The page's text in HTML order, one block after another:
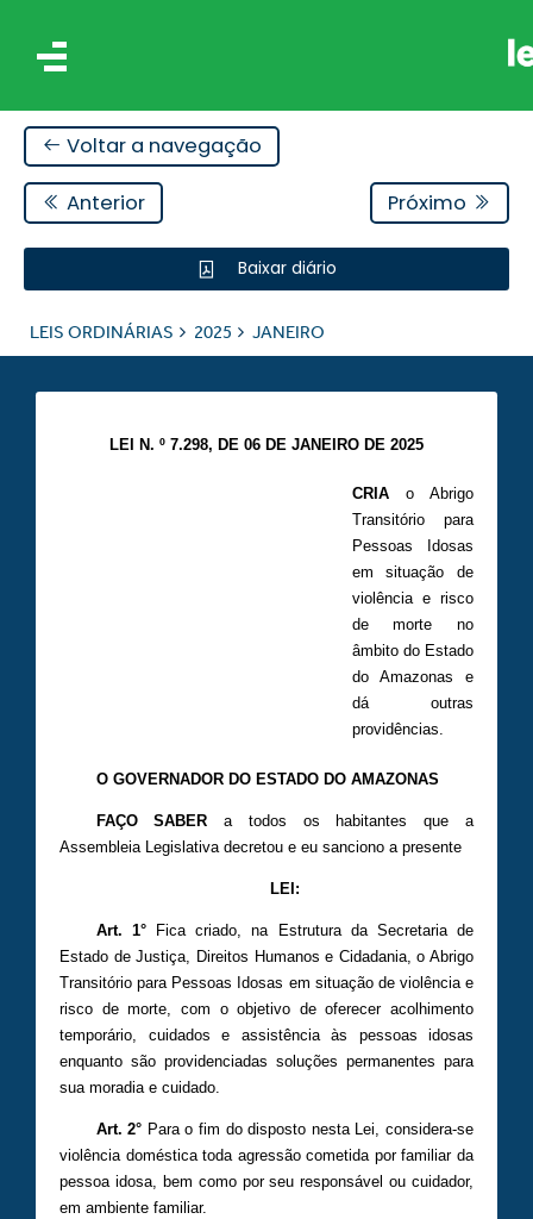
Voltar a navegação
Anterior Próximo
Baixar diário
LEIS ORDINÁRIAS 2025 JANEIRO
LEI N. º 7.298, DE 06 DE JANEIRO DE 2025
CRIAo Abrigo
Transitório para
Pessoas Idosas
em situação de
violência e risco
de morte no
âmbito do Estado
do Amazonas e
dá outras
providências.
O GOVERNADOR DO ESTADO DO AMAZONAS
FAÇO SABER a todos os habitantes que a
Assembleia Legislativa decretou e eu sanciono a presente
LEI:
Art. 1°
Fica criado, na Estrutura da Secretaria de
Estado de Justiça, Direitos Humanos e Cidadania, o Abrigo
Transitório para Pessoas Idosas em situação de violência e
risco de morte, com o objetivo de oferecer acolhimento
temporário, cuidados e assistência às pessoas idosas
enquanto são providenciadas soluções permanentes para
sua moradia e cuidado.
Art. 2° Para o fim do disposto nesta Lei, considera-se
violência doméstica toda agressão cometida por familiar da
pessoa idosa, bem como por seu responsável ou cuidador,
em ambiente familiar.